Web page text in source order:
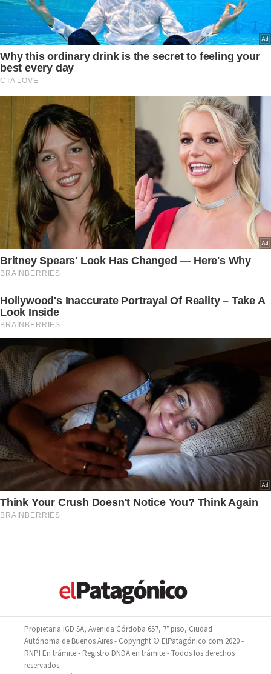
Propietaria IGD SA, Avenida Córdoba 657, 7° piso, Ciudad
Autónoma de Buenos Aires - Copyright © ElPatagónico.com 2020 -
RNPI En trámite - Registro DNDA en trámite - Todos los derechos
reservados.